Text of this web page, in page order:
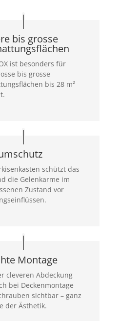
bis grosse
ist besonders für
bis grosse
bis 28 m²
schützt das
die Gelenkarme im
Zustand vor
Montage
cleveren Abdeckung
bei Deckenmontage
sichtbar – ganz
der Ästhetik.